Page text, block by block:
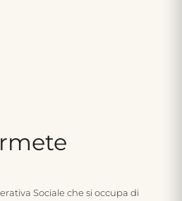
Sociale che si occupa di